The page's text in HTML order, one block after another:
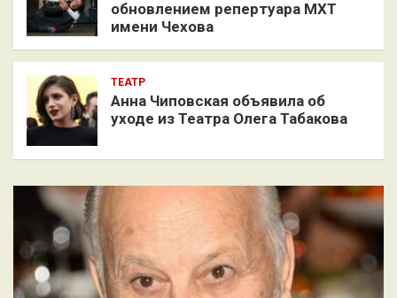
обновлением репертуара МХТ
имени Чехова
ТЕАТР
Анна Чиповская объявила об
уходе из Театра Олега Табакова